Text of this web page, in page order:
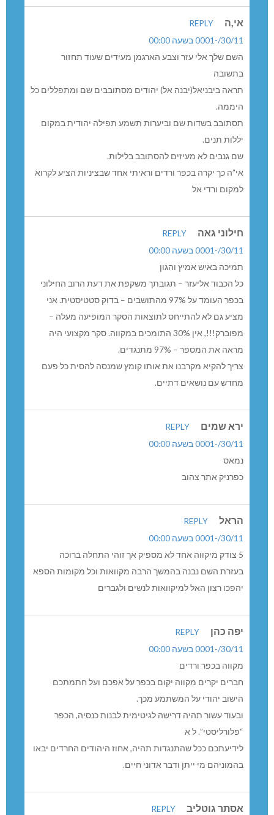
REPLY
שלך אלי עזר וצבע הארגמן מעידים שעוד תחזור
ביבניאל(יבנה אל) יהודים מסתובבים שם ומתפללים כל
בשדות שם וביערות תשמע תפילה יהודית במקום
תנים.
גנבים לא מעיזים להסתובב בלילות.
כך יקרה בכפר ורדים וראיתי אחד שבציניות הציע לקרוא
ורדי אל
גאה
REPLY
באיש אמיץ והגון
הכבוד אליעזר – תגובתך משקפת את דעת הרוב החילוני
בכפר העומד על 97% מהתושבים – בדוק סטטיסטית. אני
גם לא להתייחס לתוצאות הסקר המופיעה מעלה –
מפוברק!!!, אין 30% התומכים במקווה. סקר מקצועי היה
את המספר – 97% מתנגדים.
להקיא מקרבנו את אותו קומץ שמנסה להסית כל פעם
עם נושאים דתיים.
שמים
REPLY
אתר צהוב
REPLY
השם נבנה בהמשך הרבה מקוואות וכל מקומות הספא
רצון האל למיקוואות לנשים ולגברים
כהן
REPLY
בכפר ורדים
יקרים מקווה יקום בכפר על אפכם ועל חתמתכם
יהודי על המשתמע מכך.
עשור תהיה דרישה לגיטימית לבנות כנסיה, הכפר
ל א
ככל שהתנגדות תהיה, אחוז היהודים החרדים יבאו
מי ייתן ודבר אדוני חיים.
גוטליב
REPLY